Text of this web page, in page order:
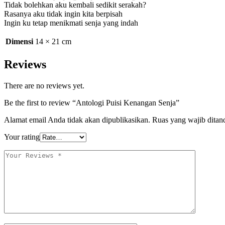
Tidak bolehkan aku kembali sedikit serakah?
Rasanya aku tidak ingin kita berpisah
Ingin ku tetap menikmati senja yang indah
Dimensi 14 × 21 cm
Reviews
There are no reviews yet.
Be the first to review “Antologi Puisi Kenangan Senja”
Alamat email Anda tidak akan dipublikasikan. Ruas yang wajib
Your rating